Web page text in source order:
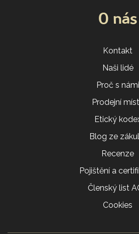
O nás
Kontakt
Naši lidé
Proč s námi
Prodejní
Etický
Blog ze
Recenze
Pojištění a
Členský list
Cookies